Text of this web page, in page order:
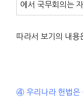
에서 국무회의는
따라서 보기의 내용
④ 우리나라 헌법은